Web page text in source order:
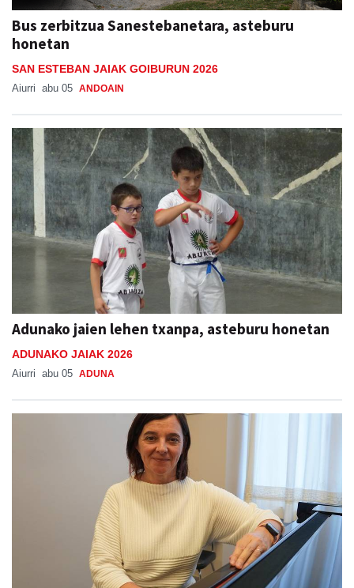
Bus zerbitzua Sanestebanetara, asteburu
honetan
SAN ESTEBAN JAIAK GOIBURUN 2026
Aiurri abu 05 ANDOAIN
Adunako jaien lehen txanpa, asteburu honetan
ADUNAKO JAIAK 2026
Aiurri abu 05 ADUNA